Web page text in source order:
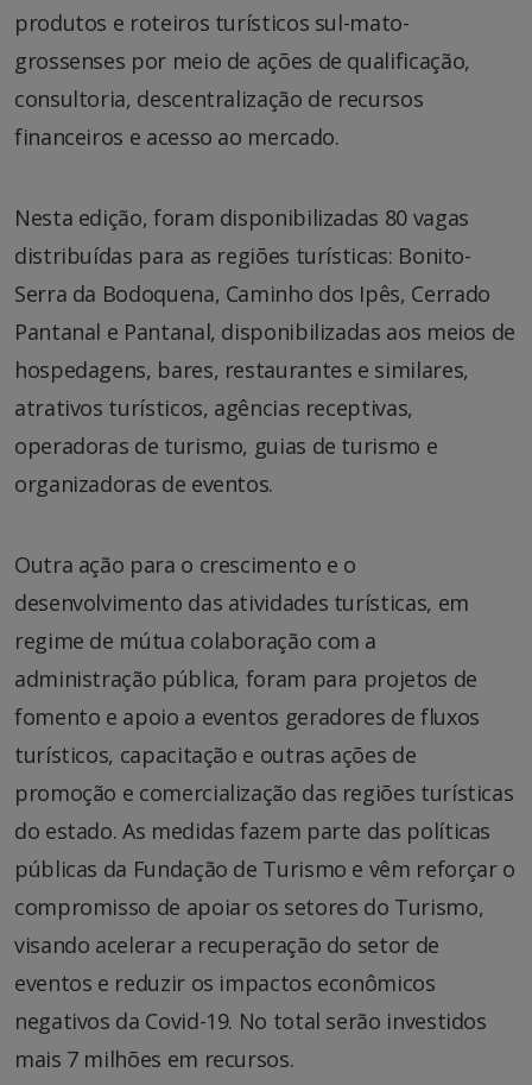
produtos e roteiros turísticos sul-mato-
grossenses por meio de ações de qualificação,
consultoria, descentralização de recursos
financeiros e acesso ao mercado.
Nesta edição, foram disponibilizadas 80 vagas
distribuídas para as regiões turísticas: Bonito-
Serra da Bodoquena, Caminho dos Ipês, Cerrado
Pantanal e Pantanal, disponibilizadas aos meios de
hospedagens, bares, restaurantes e similares,
atrativos turísticos, agências receptivas,
operadoras de turismo, guias de turismo e
organizadoras de eventos.
Outra ação para o crescimento e o
desenvolvimento das atividades turísticas, em
regime de mútua colaboração com a
administração pública, foram para projetos de
fomento e apoio a eventos geradores de fluxos
turísticos, capacitação e outras ações de
promoção e comercialização das regiões turísticas
do estado. As medidas fazem parte das políticas
públicas da Fundação de Turismo e vêm reforçar o
compromisso de apoiar os setores do Turismo,
visando acelerar a recuperação do setor de
eventos e reduzir os impactos econômicos
negativos da Covid-19. No total serão investidos
mais 7 milhões em recursos.